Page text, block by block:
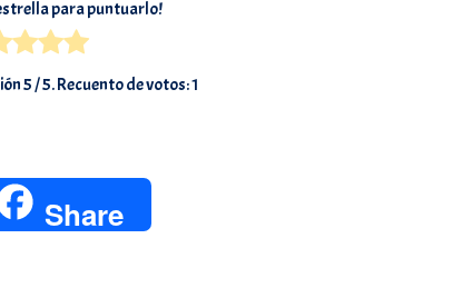
para puntuarlo!
5/ 5. Recuento de votos:1
Share